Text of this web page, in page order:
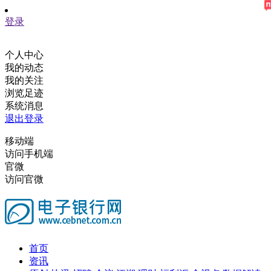
登录
个人中心
我的动态
我的关注
浏览足迹
系统消息
退出登录
移动端
访问手机端
官微
访问官微
首页
资讯